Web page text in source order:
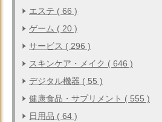
エステ ( 66 )
ゲーム ( 20 )
サービス ( 296 )
スキンケア・メイク ( 646 )
デジタル機器 ( 55 )
健康食品・サプリメント ( 555 )
日用品 ( 64 )